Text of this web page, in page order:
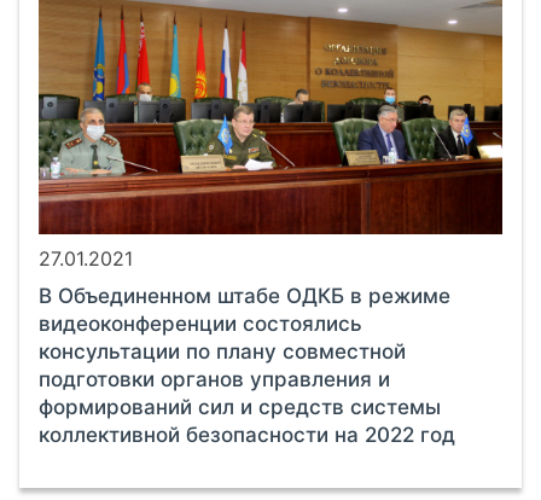
27.01.2021
В Объединенном штабе ОДКБ в режиме
видеоконференции состоялись
консультации по плану совместной
подготовки органов управления и
формирований сил и средств системы
коллективной безопасности на 2022 год